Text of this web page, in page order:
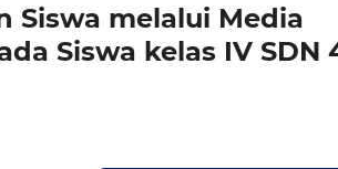
Siswa melalui Media
Siswa kelas IV SDN